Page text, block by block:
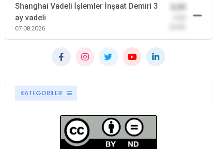
Shanghai Vadeli İşlemler İnşaat Demiri 3
ay vadeli
07.08.2026
KATEGORİLER